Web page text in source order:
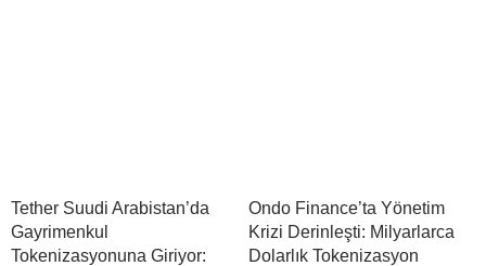
Tether Suudi Arabistan’da
Gayrimenkul
Tokenizasyonuna Giriyor:
Ondo Finance’ta Yönetim
Krizi Derinleşti: Milyarlarca
Dolarlık Tokenizasyon